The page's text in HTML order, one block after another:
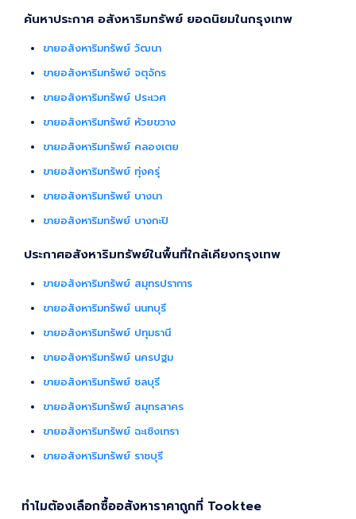
ค้นหาประกาศ อสังหาริมทรัพย์ ยอดนิยมในกรุงเทพ
ขายอสังหาริมทรัพย์ วัฒนา
ขายอสังหาริมทรัพย์ จตุจักร
ขายอสังหาริมทรัพย์ ประเวศ
ขายอสังหาริมทรัพย์ ห้วยขวาง
ขายอสังหาริมทรัพย์ คลองเตย
ขายอสังหาริมทรัพย์ ทุ่งครุ่
ขายอสังหาริมทรัพย์ บางนา
ขายอสังหาริมทรัพย์ บางกะปิ
ประกาศอสังหาริมทรัพย์ในพื้นที่ใกล้เคียงกรุงเทพ
ขายอสังหาริมทรัพย์ สมุทรปราการ
ขายอสังหาริมทรัพย์ นนทบุรี
ขายอสังหาริมทรัพย์ ปทุมธานี
ขายอสังหาริมทรัพย์ นครปฐม
ขายอสังหาริมทรัพย์ ชลบุรี
ขายอสังหาริมทรัพย์ สมุทรสาคร
ขายอสังหาริมทรัพย์ ฉะเชิงเทรา
ขายอสังหาริมทรัพย์ ราชบุรี
ทำไมต้องเลือกซื้ออสังหาราคาถูกที่ Tooktee